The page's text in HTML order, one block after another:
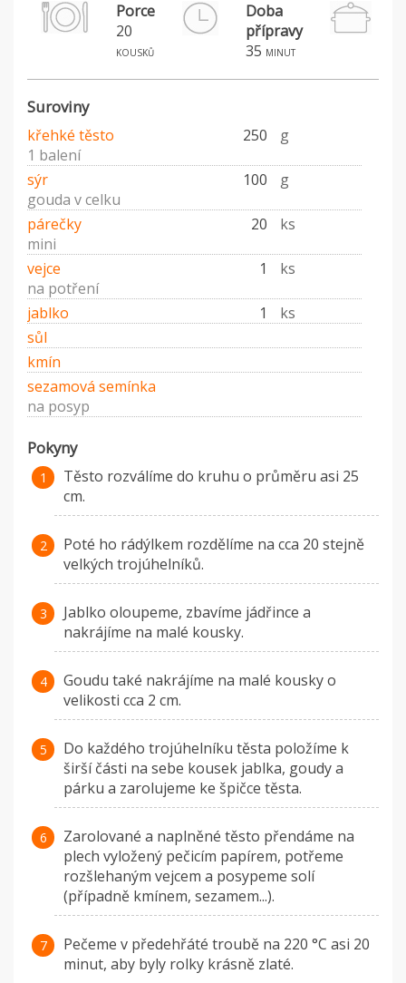
Porce
20
kousků
Doba
přípravy
35 minut
Suroviny
křehké těsto 250
g
1 balení
sýr
100
g
gouda v celku
párečky
20
ks
mini
vejce
1
ks
na potření
jablko
1
ks
sůl
kmín
sezamová semínka
na posyp
Pokyny
Těsto rozválíme do kruhu o průměru asi 25
cm.
Poté ho rádýlkem rozdělíme na cca 20 stejně
velkých trojúhelníků.
Jablko oloupeme, zbavíme jádřince a
nakrájíme na malé kousky.
Goudu také nakrájíme na malé kousky o
velikosti cca 2 cm.
Do každého trojúhelníku těsta položíme k
širší části na sebe kousek jablka, goudy a
párku a zarolujeme ke špičce těsta.
Zarolované a naplněné těsto přendáme na
plech vyložený pečicím papírem, potřeme
rozšlehaným vejcem a posypeme solí
(případně kmínem, sezamem...).
Pečeme v předehřáté troubě na 220 °C asi 20
minut, aby byly rolky krásně zlaté.